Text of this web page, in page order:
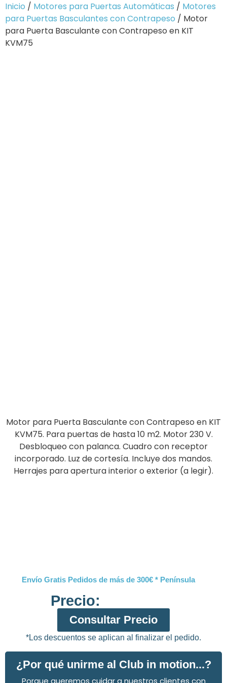
Inicio / Motores para Puertas Automáticas / Motores
para Puertas Basculantes con Contrapeso / Motor
para Puerta Basculante con Contrapeso en KIT
KVM75
Motor para Puerta Basculante con Contrapeso en KIT
KVM75. Para puertas de hasta 10 m2. Motor 230 V.
Desbloqueo con palanca. Cuadro con receptor
incorporado. Luz de cortesía. Incluye dos mandos.
Herrajes para apertura interior o exterior (a legir).
Envío Gratis Pedidos de más de 300€ * Península
Precio:
Consultar Precio
*Los descuentos se aplican al finalizar el pedido.
¿Por qué unirme al Club in motion...?
Porque queremos cuidar a nuestros clientes con